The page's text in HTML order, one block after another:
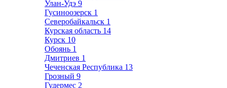
Улан-Удэ 9
Гусиноозерск 1
Северобайкальск 1
Курская область 14
Курск 10
Обоянь 1
Дмитриев 1
Чеченская Республика 13
Грозный 9
Гудермес 2